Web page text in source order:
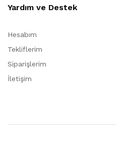
Yardım ve Destek
Hesabım
Tekliflerim
Siparişlerim
İletişim